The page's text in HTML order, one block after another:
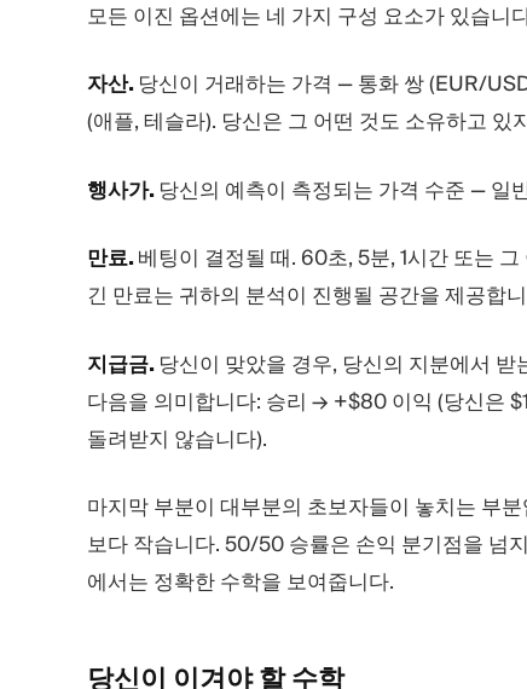
모든 이진 옵션에는 네 가지 구성 요소가 있습니
자산.당신이 거래하는 가격 — 통화 쌍 (EUR/
(애플, 테슬라). 당신은 그 어떤 것도 소유하고
행사가.당신의 예측이 측정되는 가격 수준 — 일
만료.베팅이 결정될 때. 60초, 5분, 1시간 또는
긴 만료는 귀하의 분석이 진행될 공간을 제공합
지급금.당신이 맞았을 경우, 당신의 지분에서
다음을 의미합니다: 승리 → +$80 이익 (당신은
돌려받지 않습니다).
마지막 부분이 대부분의 초보자들이 놓치는 부
보다 작습니다. 50/50 승률은 손익 분기점을 넘
에서는 정확한 수학을 보여줍니다.
당신이 이겨야 할수학